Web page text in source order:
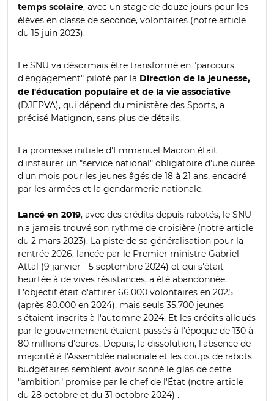
temps scolaire, avec un stage de douze jours pour les
élèves en classe de seconde, volontaires (notre article
du 15 juin 2023).
Le SNU va désormais être transformé en "parcours
d'engagement" piloté par la Direction de la jeunesse,
de l'éducation populaire et de la vie associative
(DJEPVA), qui dépend du ministère des Sports, a
précisé Matignon, sans plus de détails.
La promesse initiale d'Emmanuel Macron était
d'instaurer un "service national" obligatoire d'une durée
d'un mois pour les jeunes âgés de 18 à 21 ans, encadré
par les armées et la gendarmerie nationale.
Lancé en 2019, avec des crédits depuis rabotés, le SNU
n'a jamais trouvé son rythme de croisière (notre article
du 2 mars 2023). La piste de sa généralisation pour la
rentrée 2026, lancée par le Premier ministre Gabriel
Attal (9 janvier - 5 septembre 2024) et qui s'était
heurtée à de vives résistances, a été abandonnée.
L'objectif était d'attirer 66.000 volontaires en 2025
(après 80.000 en 2024), mais seuls 35.700 jeunes
s'étaient inscrits à l'automne 2024. Et les crédits alloués
par le gouvernement étaient passés à l'époque de 130 à
80 millions d'euros. Depuis, la dissolution, l'absence de
majorité à l'Assemblée nationale et les coups de rabots
budgétaires semblent avoir sonné le glas de cette
"ambition" promise par le chef de l'État (notre article
du 28 octobre et du 31 octobre 2024) .